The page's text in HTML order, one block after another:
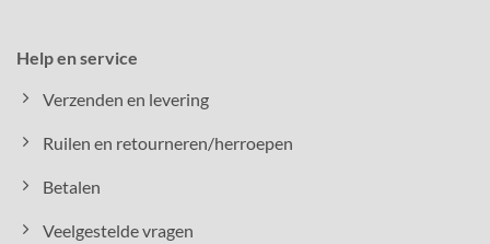
Help en service
Verzenden en levering
Ruilen en retourneren/herroepen
Betalen
Veelgestelde vragen